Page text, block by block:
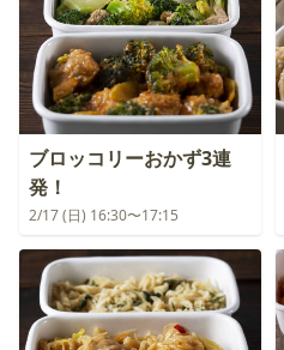
ブロッコリーおかず3連
発！
2/17 (日) 16:30〜17:15